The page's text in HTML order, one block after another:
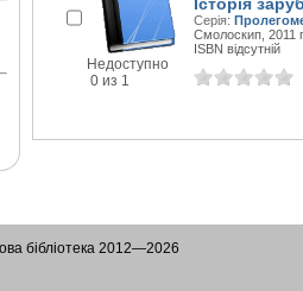
Недоступно
0 из 1
Серія:
Смолоскип, 2011 г.
ISBN відсутній
бібліотека 2012—2026